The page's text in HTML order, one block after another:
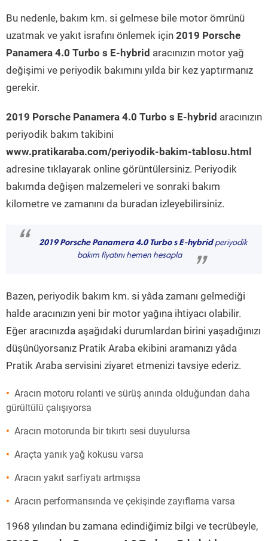
Bu nedenle, bakım km. si gelmese bile motor ömrünü
uzatmak ve yakıt israfını önlemek için 2019 Porsche
Panamera 4.0 Turbo s E-hybrid aracınızın motor yağ
değişimi ve periyodik bakımını yılda bir kez yaptırmanız
gerekir.
2019 Porsche Panamera 4.0 Turbo s E-hybrid aracınızın
periyodik bakım takibini
www.pratikaraba.com/periyodik-bakim-tablosu.html
adresine tıklayarak online görüntülersiniz. Periyodik
bakımda değişen malzemeleri ve sonraki bakım
kilometre ve zamanını da buradan izleyebilirsiniz.
“ 2019 Porsche Panamera 4.0 Turbo s E-hybridperiyodik
bakım fiyatını hemen hesapla
”
Bazen, periyodik bakım km. si yâda zamanı gelmediği
halde aracınızın yeni bir motor yağına ihtiyacı olabilir.
Eğer aracınızda aşağıdaki durumlardan birini yaşadığınızı
düşünüyorsanız Pratik Araba ekibini aramanızı yâda
Pratik Araba servisini ziyaret etmenizi tavsiye ederiz.
Aracın motoru rolanti ve sürüş anında olduğundan daha
gürültülü çalışıyorsa
Aracın motorunda bir tıkırtı sesi duyulursa
Araçta yanık yağ kokusu varsa
Aracın yakıt sarfiyatı artmışsa
Aracın performansında ve çekişinde zayıflama varsa
1968 yılından bu zamana edindiğimiz bilgi ve tecrübeyle,